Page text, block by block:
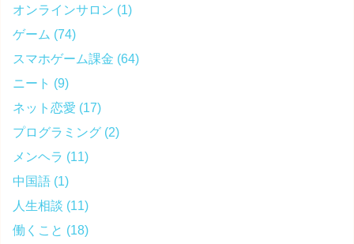
オンラインサロン (1)
ゲーム (74)
スマホゲーム課金 (64)
ニート (9)
ネット恋愛 (17)
プログラミング (2)
メンヘラ (11)
中国語 (1)
人生相談 (11)
働くこと (18)